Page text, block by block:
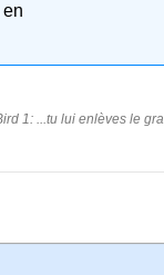
1: ...tu lui enlèves le